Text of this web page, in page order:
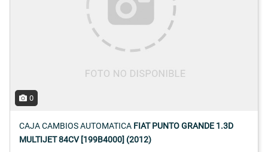
0
CAJA CAMBIOS AUTOMATICA FIAT PUNTO GRANDE 1.3D
MULTIJET 84CV [199B4000] (2012)